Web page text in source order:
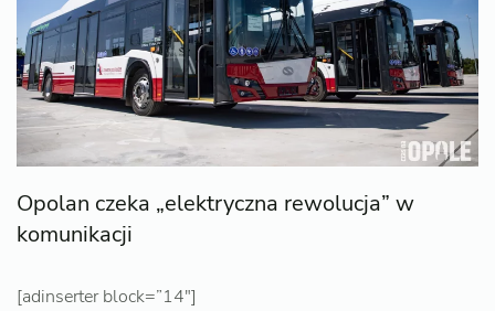
Opolan czeka „elektryczna rewolucja” w
komunikacji
[adinserter block=”14″]